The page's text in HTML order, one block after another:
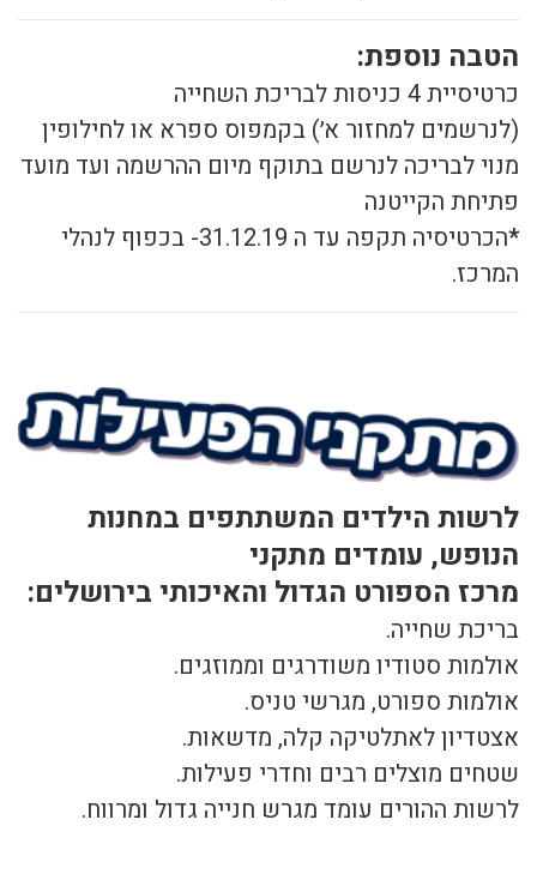
הטבה נוספת:
כרטיסיית 4 כניסות לבריכת השחייה
(לנרשמים למחזור א׳) בקמפוס ספרא או לחילופין
מנוי לבריכה לנרשם בתוקף מיום ההרשמה ועד מועד
פתיחת הקייטנה
*
הכרטיסיה תקפה עד ה 31.12.19- בכפוף לנהלי
המרכז.
לרשות הילדים המשתתפים במחנות
הנופש, עומדים מתקני
מרכז הספורט הגדול והאיכותי בירושלים:
בריכת שחייה.
אולמות סטודיו משודרגים וממוזגים.
אולמות ספורט, מגרשי טניס.
אצטדיון לאתלטיקה קלה, מדשאות.
שטחים מוצלים רבים וחדרי פעילות.
לרשות ההורים עומד מגרש חנייה גדול ומרווח.